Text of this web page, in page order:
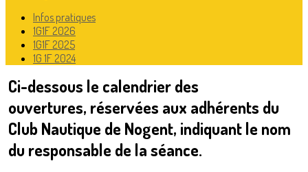
Infos pratiques
1G1F 2026
1G1F 2025
1G 1F 2024
Ci-dessous le calendrier des
ouvertures, réservées aux adhérents du
Club Nautique de Nogent, indiquant le nom
du responsable de la séance.